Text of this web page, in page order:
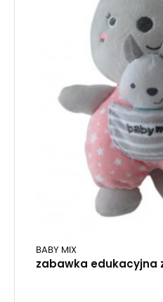
BABY MIX
zabawka edukacyjna